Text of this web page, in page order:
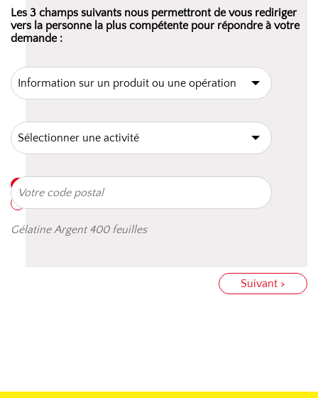
Les 3 champs suivants nous permettront de vous rediriger
vers la personne la plus compétente pour répondre à votre
demande :
Gélatine Argent 400 feuilles
Suivant >